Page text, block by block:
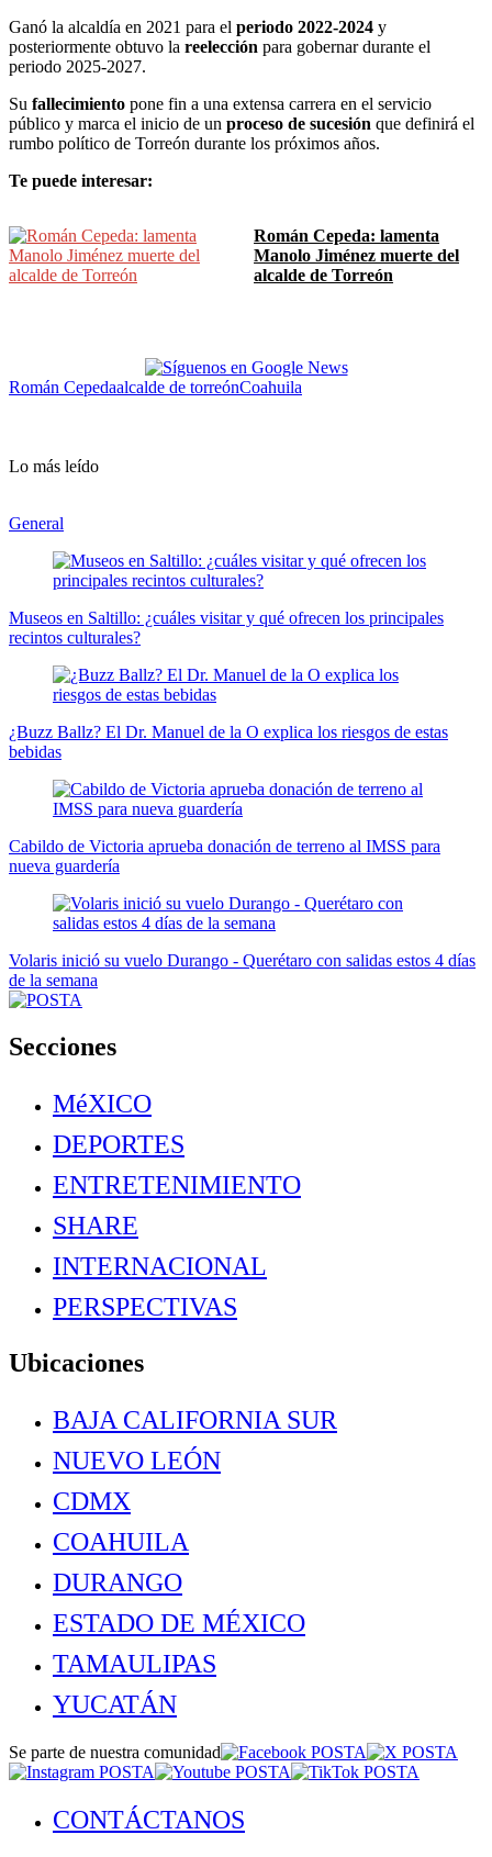
Ganó la alcaldía en 2021 para el periodo 2022-2024 y
posteriormente obtuvo la reelección para gobernar durante el
periodo 2025-2027.
Su fallecimiento pone fin a una extensa carrera en el servicio
público y marca el inicio de un proceso de sucesión que definirá el
rumbo político de Torreón durante los próximos años.
Te puede interesar:
Román Cepeda: lamenta
Manolo Jiménez muerte del
alcalde de Torreón
Román Cepedaalcalde de torreónCoahuila
Lo más leído
General
Museos en Saltillo: ¿cuáles visitar y qué ofrecen los principales
recintos culturales?
¿Buzz Ballz? El Dr. Manuel de la O explica los riesgos de estas
bebidas
Cabildo de Victoria aprueba donación de terreno al IMSS para
nueva guardería
Volaris inició su vuelo Durango - Querétaro con salidas estos 4 días
de la semana
Secciones
MéXICO
DEPORTES
ENTRETENIMIENTO
SHARE
INTERNACIONAL
PERSPECTIVAS
Ubicaciones
BAJA CALIFORNIA SUR
NUEVO LEÓN
CDMX
COAHUILA
DURANGO
ESTADO DE MÉXICO
TAMAULIPAS
YUCATÁN
Se parte de nuestra comunidad
CONTÁCTANOS